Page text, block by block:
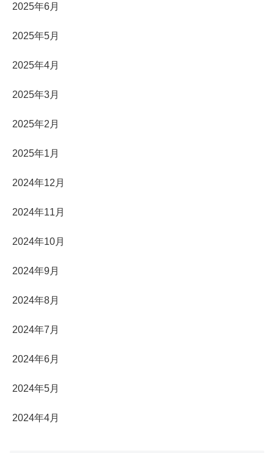
2025年6月
2025年5月
2025年4月
2025年3月
2025年2月
2025年1月
2024年12月
2024年11月
2024年10月
2024年9月
2024年8月
2024年7月
2024年6月
2024年5月
2024年4月